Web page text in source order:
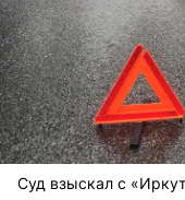
Суд взыскал с